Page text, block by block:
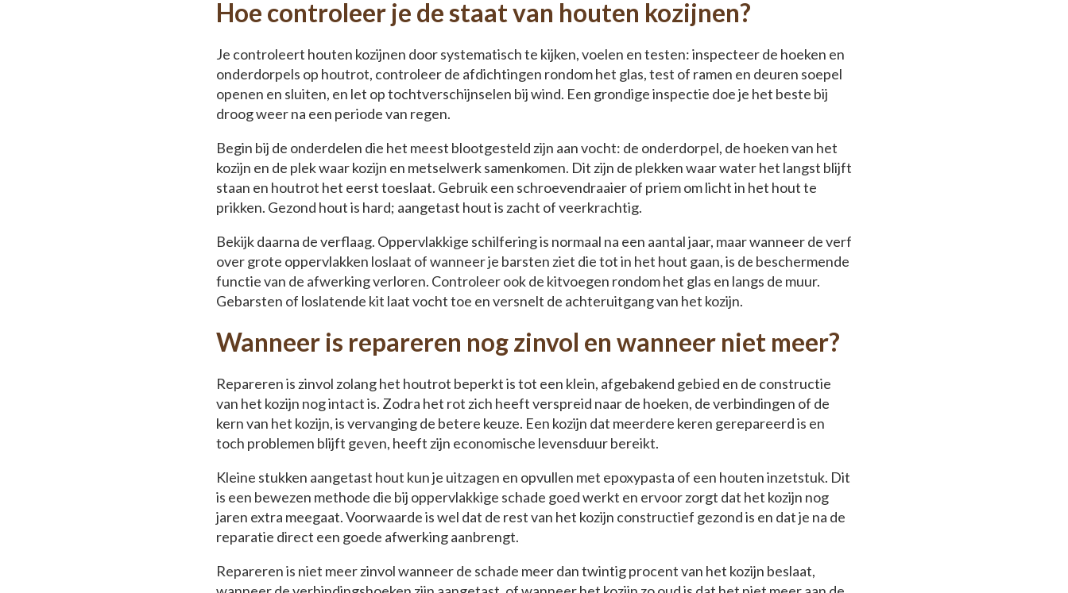
Hoe controleer je de staat van houten kozijnen?
Je controleert houten kozijnen door systematisch te kijken, voelen en testen: inspecteer de hoeken en
onderdorpels op houtrot, controleer de afdichtingen rondom het glas, test of ramen en deuren soepel
openen en sluiten, en let op tochtverschijnselen bij wind. Een grondige inspectie doe je het beste bij
droog weer na een periode van regen.
Begin bij de onderdelen die het meest blootgesteld zijn aan vocht: de onderdorpel, de hoeken van het
kozijn en de plek waar kozijn en metselwerk samenkomen. Dit zijn de plekken waar water het langst blijft
staan en houtrot het eerst toeslaat. Gebruik een schroevendraaier of priem om licht in het hout te
prikken. Gezond hout is hard; aangetast hout is zacht of veerkrachtig.
Bekijk daarna de verflaag. Oppervlakkige schilfering is normaal na een aantal jaar, maar wanneer de verf
over grote oppervlakken loslaat of wanneer je barsten ziet die tot in het hout gaan, is de beschermende
functie van de afwerking verloren. Controleer ook de kitvoegen rondom het glas en langs de muur.
Gebarsten of loslatende kit laat vocht toe en versnelt de achteruitgang van het kozijn.
Wanneer is repareren nog zinvol en wanneer niet meer?
Repareren is zinvol zolang het houtrot beperkt is tot een klein, afgebakend gebied en de constructie
van het kozijn nog intact is. Zodra het rot zich heeft verspreid naar de hoeken, de verbindingen of de
kern van het kozijn, is vervanging de betere keuze. Een kozijn dat meerdere keren gerepareerd is en
toch problemen blijft geven, heeft zijn economische levensduur bereikt.
Kleine stukken aangetast hout kun je uitzagen en opvullen met epoxypasta of een houten inzetstuk. Dit
is een bewezen methode die bij oppervlakkige schade goed werkt en ervoor zorgt dat het kozijn nog
jaren extra meegaat. Voorwaarde is wel dat de rest van het kozijn constructief gezond is en dat je na de
reparatie direct een goede afwerking aanbrengt.
Repareren is niet meer zinvol wanneer de schade meer dan twintig procent van het kozijn beslaat,